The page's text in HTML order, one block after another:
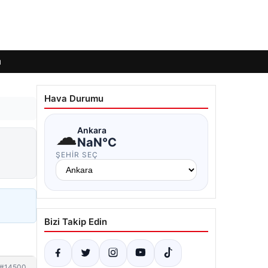
Hava Durumu
☁Ankara
NaN°C
ŞEHIR SEÇ
Bizi Takip Edin